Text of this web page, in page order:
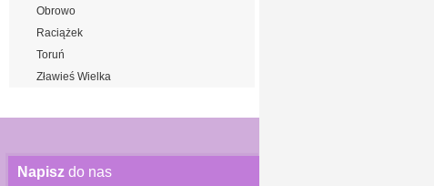
Obrowo
Raciążek
Toruń
Zławieś Wielka
Napisz do nas